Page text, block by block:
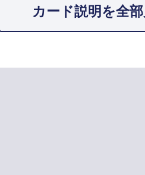
カード説明を全